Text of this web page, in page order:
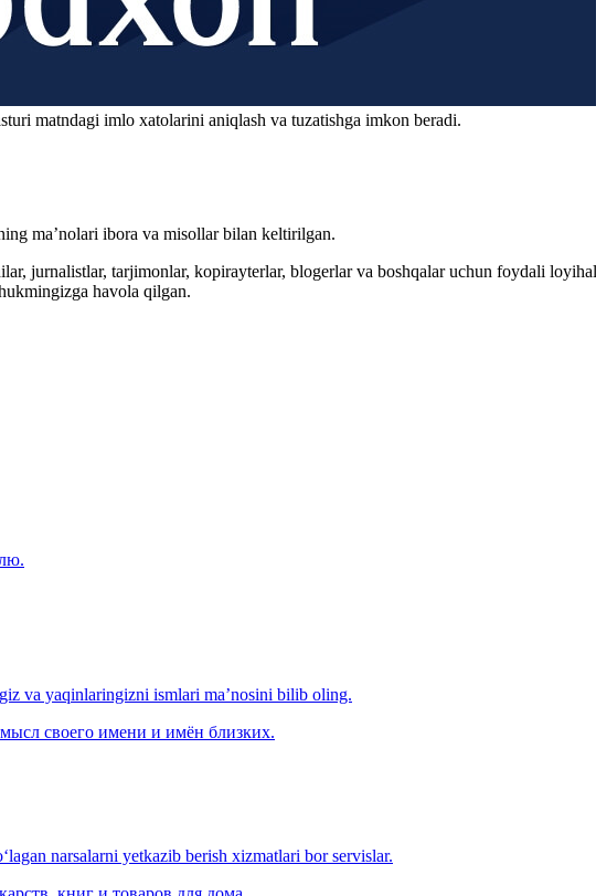
matndagi imlo xatolarini aniqlash va tuzatishga imkon beradi.
ma’nolari ibora va misollar bilan keltirilgan.
jurnalistlar, tarjimonlar, kopirayterlar, blogerlar va boshqalar uchun foydali
havola qilgan.
va yaqinlaringizni ismlari ma’nosini bilib oling.
своего имени и имён близких.
narsalarni yetkazib berish xizmatlari bor servislar.